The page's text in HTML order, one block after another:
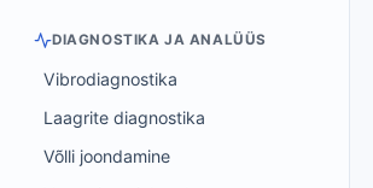
DIAGNOSTIKA JA ANALÜÜS
Vibrodiagnostika
Laagrite diagnostika
Võlli joondamine